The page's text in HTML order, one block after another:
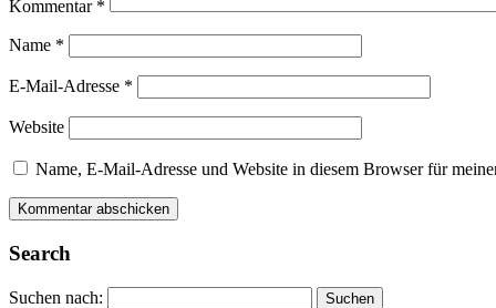
Kommentar *
Name *
E-Mail-Adresse *
Website
Name, E-Mail-Adresse und Website in diesem Browser für
Search
Suchen nach: